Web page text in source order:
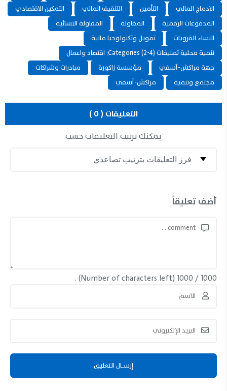
الادماج المالي
التأمين التثقيف المالي
التمكين الاقتصادي
المدفوعات الرقمية
المقاولة
المقاولة النسائية
النساء القرويات
تمويل وتكنولوجيا مالية
تنمية محلية تصنيفات Categories (2-4): اقتصاد واعمال
جهة مراكش-آسفي
مؤسسة زاكورة
مبادرات وشراكات
مجتمع وتنمية
مراكش-آسفي
التعليقات ( 0 )
يمكنك ترتيب التعليقات حسب
أضف تعليقاً
1000
/
1000
(Number of characters left) .